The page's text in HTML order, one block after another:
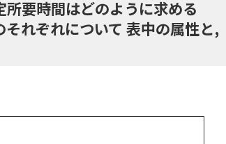
。40字以内で答えよ。
要時間はどのように求める
れぞれについて 表中の属性と,